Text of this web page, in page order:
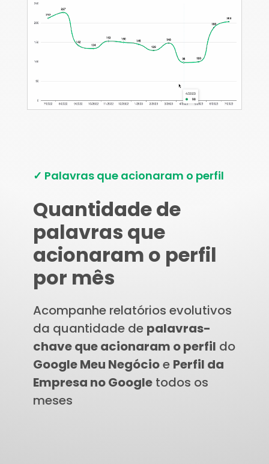
✓ Palavras que acionaram o perfil
Quantidade de
palavras que
acionaram o perfil
por mês
Acompanhe relatórios evolutivos
da quantidade de palavras-
chave que acionaram o perfil do
Google Meu Negócioe Perfil da
Empresa no Googletodos os
meses